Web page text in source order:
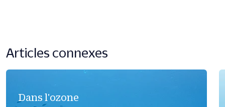
Articles connexes
Dans l'ozone